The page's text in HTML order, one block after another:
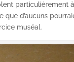
particulièrement à
que d’aucuns
muséal.